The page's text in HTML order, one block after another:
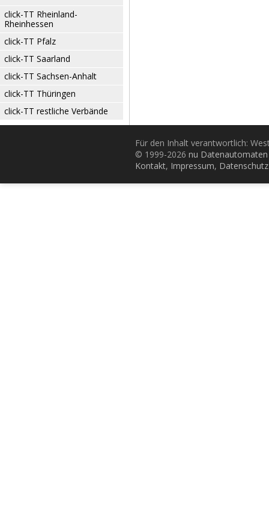
click-TT Rheinland-
Rheinhessen
click-TT Pfalz
click-TT Saarland
click-TT Sachsen-Anhalt
click-TT Thüringen
click-TT restliche Verbände
Für den Inhalt verantwortlich:
© 1999-2026 nu
Kontakt, Impressum, Datenschutz